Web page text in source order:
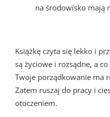
na środowisko mają
Książkę czyta się lekko i
są życiowe i rozsądne, a
Twoje porządkowanie ma
Zatem ruszaj do pracy i
otoczeniem.